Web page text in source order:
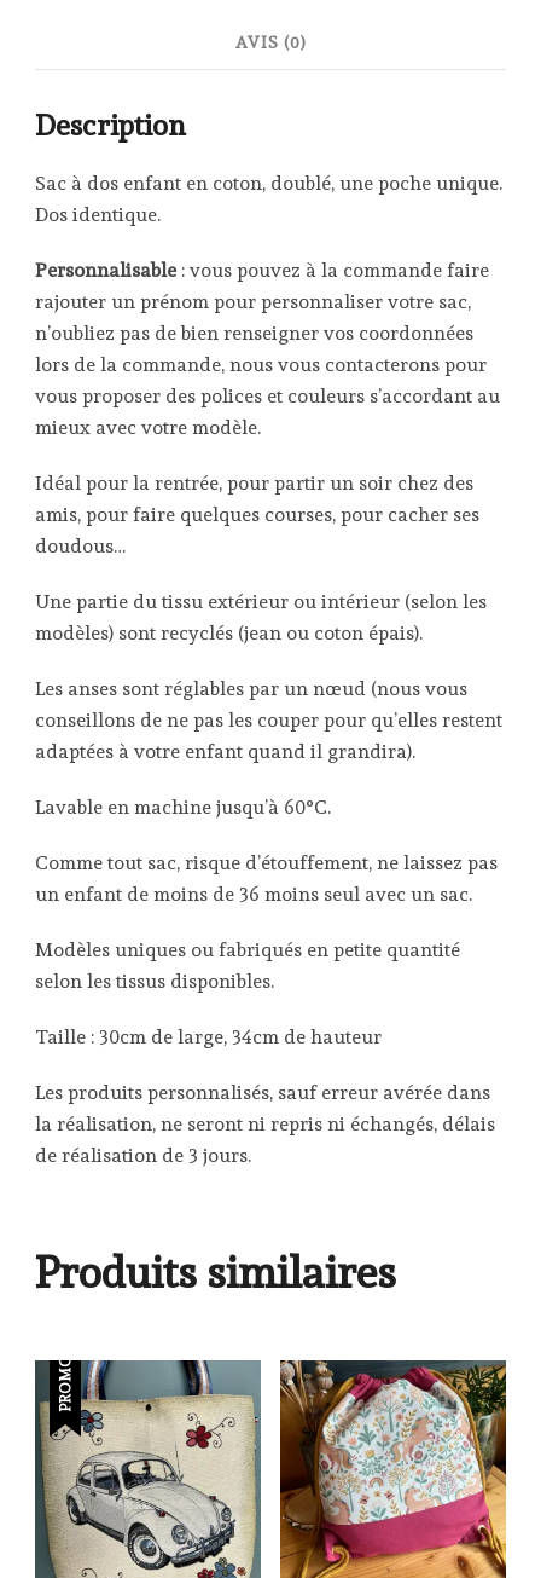
AVIS (0)
Description
Sac à dos enfant en coton, doublé, une poche unique.
Dos identique.
Personnalisable : vous pouvez à la commande faire
rajouter un prénom pour personnaliser votre sac,
n’oubliez pas de bien renseigner vos coordonnées
lors de la commande, nous vous contacterons pour
vous proposer des polices et couleurs s’accordant au
mieux avec votre modèle.
Idéal pour la rentrée, pour partir un soir chez des
amis, pour faire quelques courses, pour cacher ses
doudous…
Une partie du tissu extérieur ou intérieur (selon les
modèles) sont recyclés (jean ou coton épais).
Les anses sont réglables par un nœud (nous vous
conseillons de ne pas les couper pour qu’elles restent
adaptées à votre enfant quand il grandira).
Lavable en machine jusqu’à 60°C.
Comme tout sac, risque d’étouffement, ne laissez pas
un enfant de moins de 36 moins seul avec un sac.
Modèles uniques ou fabriqués en petite quantité
selon les tissus disponibles.
Taille : 30cm de large, 34cm de hauteur
Les produits personnalisés, sauf erreur avérée dans
la réalisation, ne seront ni repris ni échangés, délais
de réalisation de 3 jours.
Produits similaires
PROMO !